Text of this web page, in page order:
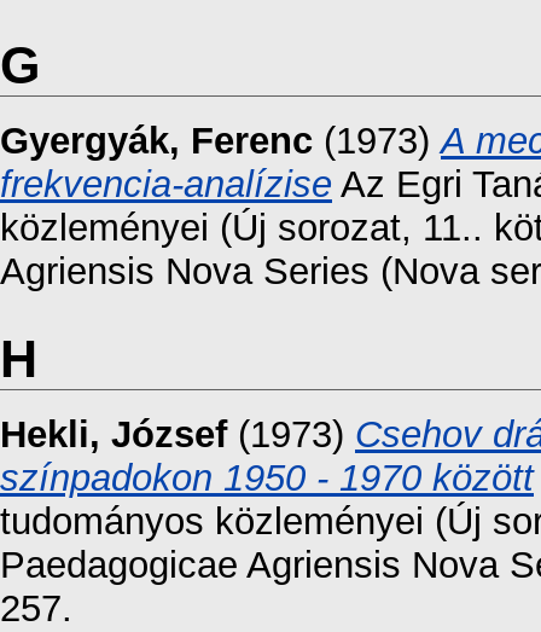
G
Gyergyák, Ferenc (1973)A
frekvencia-analízise Az Egri
közleményei (Új sorozat, 11..
Agriensis Nova Series (Nova
H
Hekli, József(1973) Csehov
színpadokon 1950 - 1970 között
tudományos közleményei (Új
Paedagogicae Agriensis Nova
257.